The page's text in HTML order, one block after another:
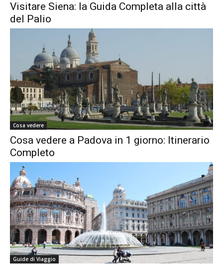
Visitare Siena: la Guida Completa alla città
del Palio
Cosa vedere
Cosa vedere a Padova in 1 giorno: Itinerario
Completo
Guide di Viaggio